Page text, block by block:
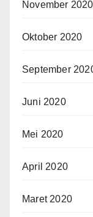
November 2020
Oktober 2020
September
Juni 2020
Mei 2020
April 2020
Maret 2020